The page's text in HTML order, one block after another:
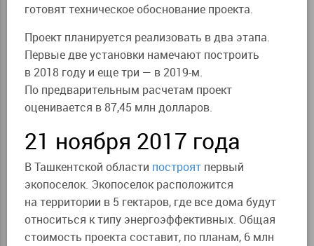
готовят техническое обоснование проекта.
Проект планируется реализовать в два этапа.
Первые две установки намечают построить
в 2018 году и еще три — в 2019-м.
По предварительным расчетам проект
оценивается в 87,45 млн долларов.
21 ноября 2017 года
В Ташкентской области построят первый
экопоселок. Экопоселок расположится
на территории в 5 гектаров, где все дома будут
относиться к типу энергоэффективных. Общая
стоимость проекта составит, по планам, 6 млн